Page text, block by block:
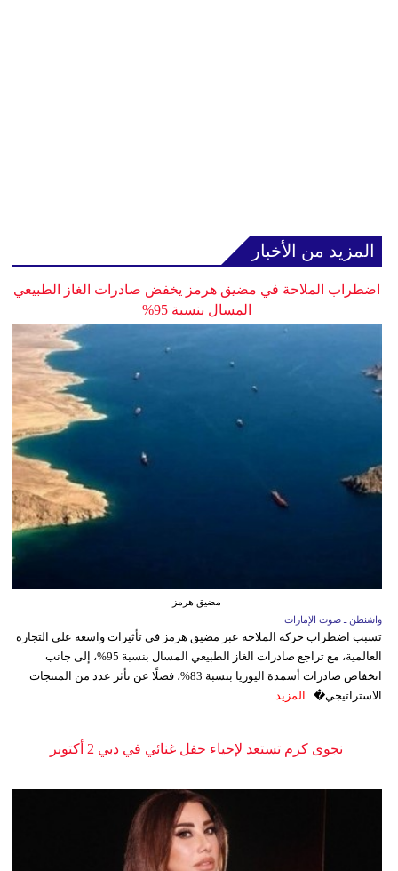
المزيد من الأخبار
اضطراب الملاحة في مضيق هرمز يخفض صادرات الغاز الطبيعي
المسال بنسبة 95%
مضيق هرمز
واشنطن ـ صوت الإمارات
تسبب اضطراب حركة الملاحة عبر مضيق هرمز في تأثيرات واسعة على التجارة
العالمية، مع تراجع صادرات الغاز الطبيعي المسال بنسبة 95%، إلى جانب
انخفاض صادرات أسمدة اليوريا بنسبة 83%، فضلًا عن تأثر عدد من المنتجات
الاستراتيجي�... المزيد
نجوى كرم تستعد لإحياء حفل غنائي في دبي 2 أكتوبر